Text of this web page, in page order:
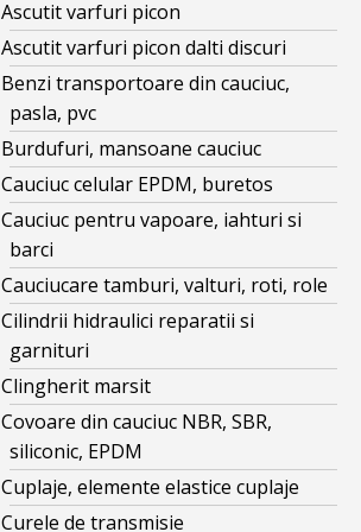
Ascutit varfuri picon
Ascutit varfuri picon dalti discuri
Benzi transportoare din cauciuc,
pasla, pvc
Burdufuri, mansoane cauciuc
Cauciuc celular EPDM, buretos
Cauciuc pentru vapoare, iahturi si
barci
Cauciucare tamburi, valturi, roti, role
Cilindrii hidraulici reparatii si
garnituri
Clingherit marsit
Covoare din cauciuc NBR, SBR,
siliconic, EPDM
Cuplaje, elemente elastice cuplaje
Curele de transmisie